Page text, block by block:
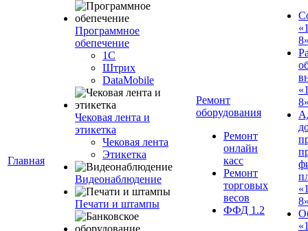
Главная
Программное
обепечение
1С
Штрих
DataMobile
Чековая лента и
этикетка
Чековая лента
Этикетка
Видеонаблюдение
Печати и штампы
Ремонт
оборудования
Ремонт
онлайн
касс
Ремонт
торговых
весов
ФФД 1.2